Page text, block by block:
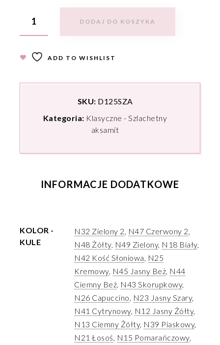
DODAJ DO KOSZYKA
ADD TO WISHLIST
SKU: D125SZA
Kategoria: Klasyczne - Szlachetny
aksamit
INFORMACJE DODATKOWE
KOLOR -
KULE
N32 Zielony 2, N47 Czerwony 2,
N48 Żółty, N49 Zielony, N18 Biały,
N42 Kość Słoniowa, N25
Kremowy, N45 Jasny Beż, N44
Ciemny Beż, N43 Skorupkowy,
N26 Capuccino, N23 Jasny Szary,
N41 Cytrynowy, N12 Jasny Żółty,
N13 Ciemny Żółty, N39 Piaskowy,
N21 Łosoś, N15 Pomarańczowy,